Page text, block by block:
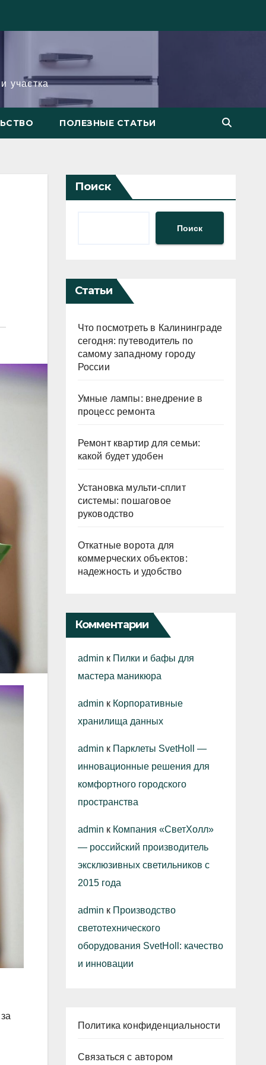
участка
ПОЛЕЗНЫЕ СТАТЬИ
Поиск
Поиск
Статьи
Что посмотреть в Калининграде
сегодня: путеводитель по
самому западному городу
России
Умные лампы: внедрение в
процесс ремонта
Ремонт квартир для семьи:
какой будет удобен
Установка мульти-сплит
системы: пошаговое
руководство
Откатные ворота для
коммерческих объектов:
надежность и удобство
Комментарии
admin к Пилки и бафы для
мастера маникюра
admin к Корпоративные
хранилища данных
admin к Парклеты SvetHoll —
инновационные решения для
комфортного городского
пространства
admin к Компания «СветХолл»
— российский производитель
эксклюзивных светильников с
2015 года
admin к Производство
светотехнического
оборудования SvetHoll: качество
и инновации
Политика конфиденциальности
Связаться с автором